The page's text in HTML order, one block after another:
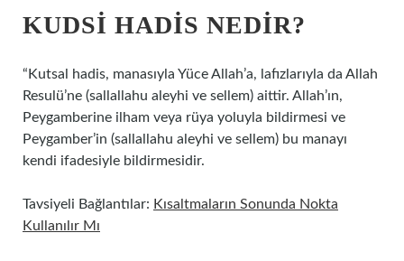
KUDSI HADIS NEDIR?
“Kutsal hadis, manasıyla Yüce Allah’a, lafızlarıyla da Allah
Resulü’ne (sallallahu aleyhi ve sellem) aittir. Allah’ın,
Peygamberine ilham veya rüya yoluyla bildirmesi ve
Peygamber’in (sallallahu aleyhi ve sellem) bu manayı
kendi ifadesiyle bildirmesidir.
Tavsiyeli Bağlantılar: Kısaltmaların Sonunda Nokta
Kullanılır Mı